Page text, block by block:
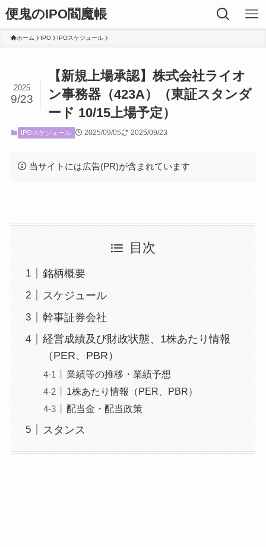
便鬼のIPO閻魔帳
ホーム IPO IPOスケジュール
【新規上場承認】株式会社ライオ
ン事務器（423A）（東証スタンダ
ード 10/15上場予定）
2025
9/23
IPOスケジュール 2025/09/05 2025/09/23
当サイトには広告(PR)が含まれています
目次
銘柄概要
スケジュール
幹事証券会社
経営成績及び財政状態、1株あたり情報
（PER、PBR）
業績等の推移・業績予想
1株あたり情報（PER、PBR）
配当金・配当政策
スタンス